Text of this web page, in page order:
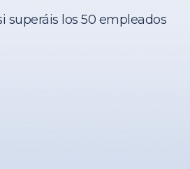
superáis los 50 empleados